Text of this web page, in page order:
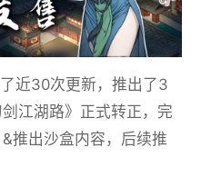
近30次更新，推出了3
江湖路》正式转正，完
推出沙盒内容，后续推